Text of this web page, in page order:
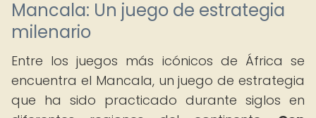
Mancala: Un juego de estrategia
milenario
Entre los juegos más icónicos de África se
encuentra el Mancala, un juego de estrategia
que ha sido practicado durante siglos en